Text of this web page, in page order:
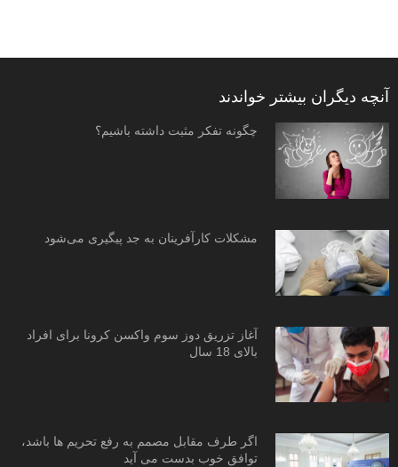
آنچه دیگران بیشتر خواندند
چگونه تفکر مثبت داشته باشیم؟
مشکلات کارآفرینان به جد پیگیری می‌شود
آغاز تزریق دوز سوم واکسن کرونا برای افراد
بالای 18 سال
اگر طرف مقابل مصمم به رفع تحریم ها باشد،
توافق خوب بدست می آید